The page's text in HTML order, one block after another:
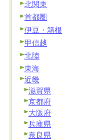
北関東
首都圏
伊豆・箱根
甲信越
北陸
東海
近畿
滋賀県
京都府
大阪府
兵庫県
奈良県